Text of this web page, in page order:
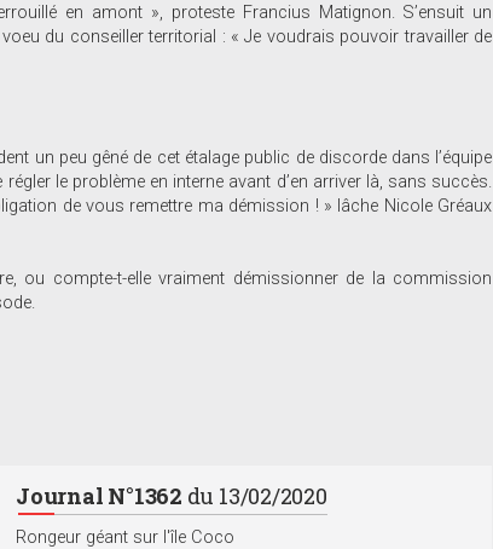
en amont », proteste Francius Matignon. S’ensuit un
du conseiller territorial : « Je voudrais pouvoir travailler de
un peu gêné de cet étalage public de discorde dans l’équipe
le problème en interne avant d’en arriver là, sans succès.
de vous remettre ma démission ! » lâche Nicole Gréaux
ou compte-t-elle vraiment démissionner de la commission
Journal N°1362 du 13/02/2020
Rongeur géant sur l'île Coco